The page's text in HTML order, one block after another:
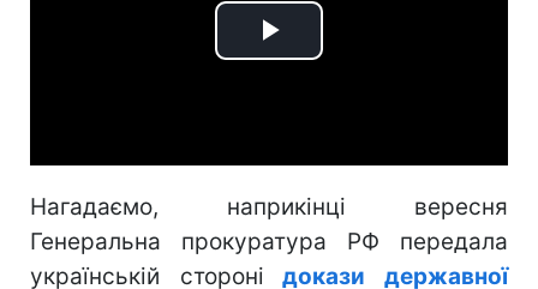
Play
Нагадаємо, наприкінці вересня
Генеральна прокуратура РФ передала
українській стороні
докази державної